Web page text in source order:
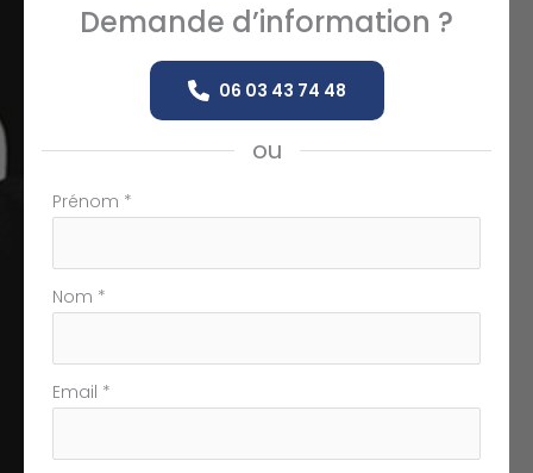
Demande d’information ?
06 03 43 74 48
ou
Formulaire
téléphone
Prénom *
Nom *
Email *